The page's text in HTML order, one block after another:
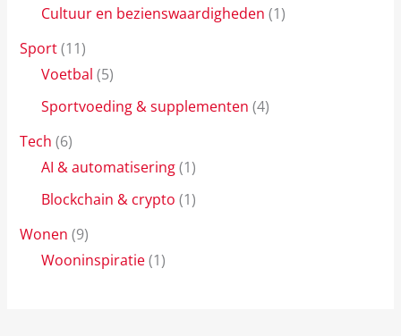
Cultuur en bezienswaardigheden (1)
Sport(11)
Voetbal (5)
Sportvoeding & supplementen (4)
Tech (6)
AI & automatisering(1)
Blockchain & crypto (1)
Wonen (9)
Wooninspiratie(1)